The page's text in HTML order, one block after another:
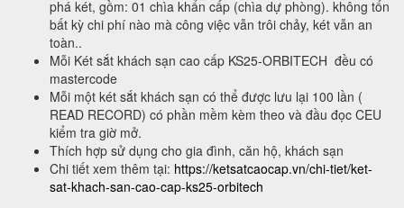
phá két, gồm: 01 chìa khẩn cấp (chìa dự phòng). không tốn
bất kỳ chi phí nào mà công việc vẫn trôi chảy, két vẫn an
toàn..
Mỗi Két sắt khách sạn cao cấp KS25-ORBITECH đều có
mastercode
Mỗi một két sắt khách sạn có thể được lưu lại 100 lần (
READ RECORD) có phần mềm kèm theo và đầu đọc CEU
kiểm tra giờ mở.
Thích hợp sử dụng cho gia đình, căn hộ, khách sạn
Chi tiết xem thêm tại: https://ketsatcaocap.vn/chi-tiet/ket-
sat-khach-san-cao-cap-ks25-orbitech